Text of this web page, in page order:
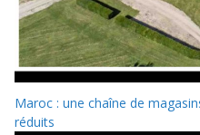
Maroc : une chaîne de
réduits